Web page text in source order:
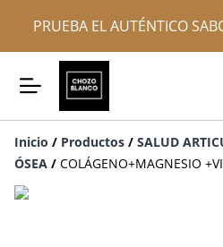
PRUEBA EL AUTÉNTICO
Inicio / Productos / SALUD
ÓSEA / COLÁGENO+MAGNESIO